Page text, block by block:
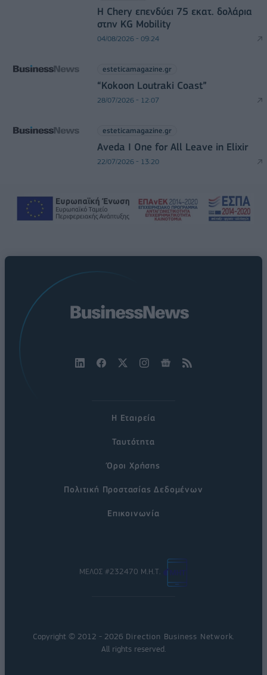
Η Chery επενδύει 75 εκατ. δολάρια
στην KG Mobility
04/08/2026 - 09:24
esteticamagazine.gr
“Kokoon Loutraki Coast”
28/07/2026 - 12:07
esteticamagazine.gr
Aveda I One for All Leave in Elixir
22/07/2026 - 13:20
Η Εταιρεία
Ταυτότητα
Όροι Χρήσης
Πολιτική Προστασίας Δεδομένων
Επικοινωνία
ΜΕΛΟΣ #232470 Μ.Η.Τ.
Copyright © 2012 - 2026 Direction Business Network
All rights reserved.